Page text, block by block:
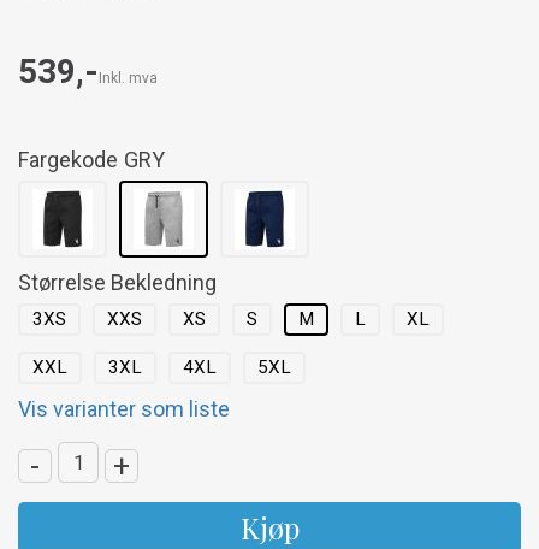
539,- Inkl. mva
Fargekode GRY
Størrelse Bekledning
3XS XXS XS S M L XL
XXL 3XL 4XL 5XL
Vis varianter som liste
- +
Kjøp